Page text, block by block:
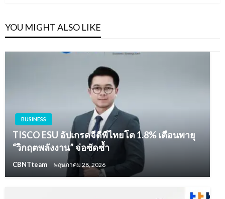
YOU MIGHT ALSO LIKE
BUSINESS
TISCO ESU อัปเกรดจีดีพีไทยโต 1.8% เตือนพายุ
“วิกฤตพลังงาน” จ่อซัดซ้ำ
CBNTteam พฤษภาคม 28, 2026